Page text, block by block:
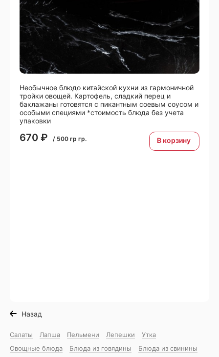
Необычное блюдо китайской кухни из гармоничной
тройки овощей. Картофель, сладкий перец и
баклажаны готовятся с пикантным соевым соусом и
особыми специями *стоимость блюда без учета
упаковки
670 ₽ / 500 гр гр. В корзину
Назад
Салаты Лапша Пельмени Лепешки
Утка
Овощные блюда
Блюда из говядины
Блюда из свинины